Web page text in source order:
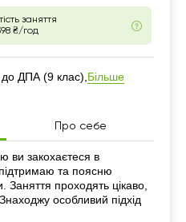
заняття
₴/год
до ДПА (9 клас), Більше
Про себе
ви закохаєтеся в
та поясню
проходять цікаво,
особливий підхід